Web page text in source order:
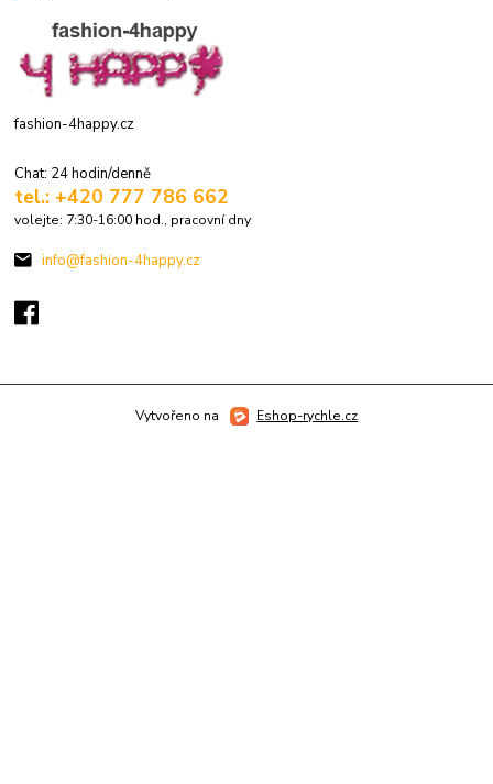
fashion-4happy.cz
Chat: 24 hodin/denně
tel.: +420 777 786 662
volejte: 7:30-16:00 hod., pracovní dny
info@fashion-4happy.cz
Vytvořeno na Eshop-rychle.cz